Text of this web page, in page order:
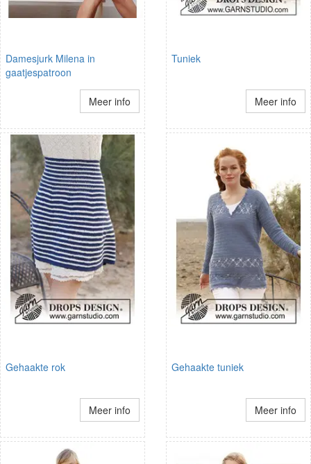
Damesjurk Milena in
gaatjespatroon
Meer info
Tuniek
Meer info
Gehaakte rok
Meer info
Gehaakte tuniek
Meer info